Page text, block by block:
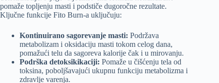
pomaže topljenju masti i podstiče dugoročne rezultate.
Ključne funkcije Fito Burn-a uključuju:
Kontinuirano sagorevanje masti: Podržava
metabolizam i oksidaciju masti tokom celog dana,
pomažući telu da sagoreva kalorije čak i u mirovanju.
Podrška detoksikikaciji: Pomaže u čišćenju tela od
toksina, poboljšavajući ukupnu funkciju metabolizma i
zdravlje varenja.